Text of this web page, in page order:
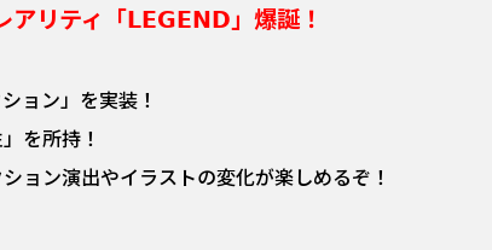
アリティ「𝗟𝗘𝗚𝗘𝗡𝗗」爆誕！
ョン」を実装！
を所持！
ン演出やイラストの変化が楽しめるぞ！